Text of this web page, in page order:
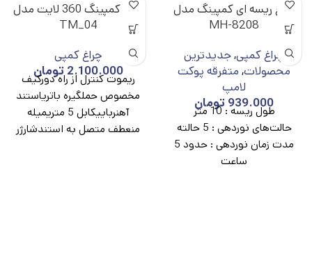
چراغ ریسه ای کمپینگ مدل
MH-8208
چراغ کمپی,جدیدترین
محصولات, متفرقه پوکت
لامپ
939.000 تومانطول ریسه :10 متر
حالت‌های نوردهی : 5 حالته
مدت زمان نوردهی :
حدود 5
ساعت
چراغ کمپینگ 360 لایت مدل
TM_04
چراغ کمپی
2.100.000 تومان
ریموت کنترل از راه دورکیف
مخصوص حملگیره باتریاستند
آهنرباییکابل 5 متریمیله
منعطف متصل به استندشارژر